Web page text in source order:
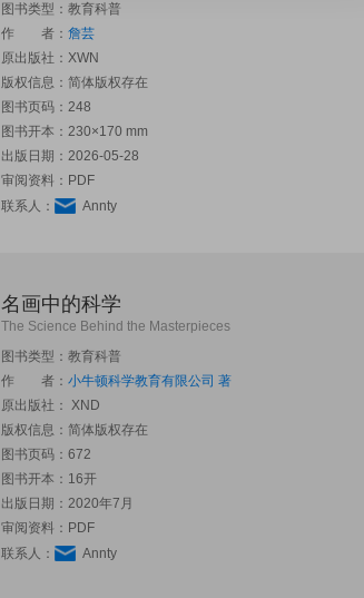
图书类型：教育科普
作 者： 詹芸
原出版社： XWN
版权信息：简体版权存在
图书页码：248
图书开本：230×170 mm
出版日期：2026-05-28
审阅资料：PDF
联系人：
Annty
名画中的科学
The Science Behind the Masterpieces
图书类型：教育科普
作 者： 小牛顿科学教育有限公司 著
原出版社： XND
版权信息：简体版权存在
图书页码：672
图书开本：16开
出版日期：2020年7月
审阅资料：PDF
联系人：
Annty